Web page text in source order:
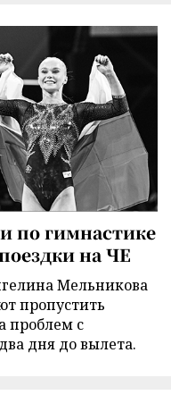
по гимнастике
на ЧЕ
Мельникова
пропустить
проблем с
дня до вылета.